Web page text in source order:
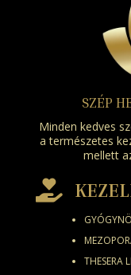
SZÉP
Minden kedves
a természetes
mellett

THESERA